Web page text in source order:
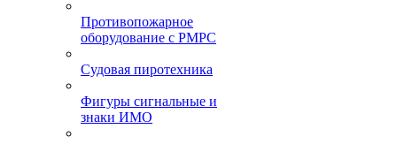
Противопожарное
оборудование с РМРС
Судовая пиротехника
Фигуры сигнальные и
знаки ИМО